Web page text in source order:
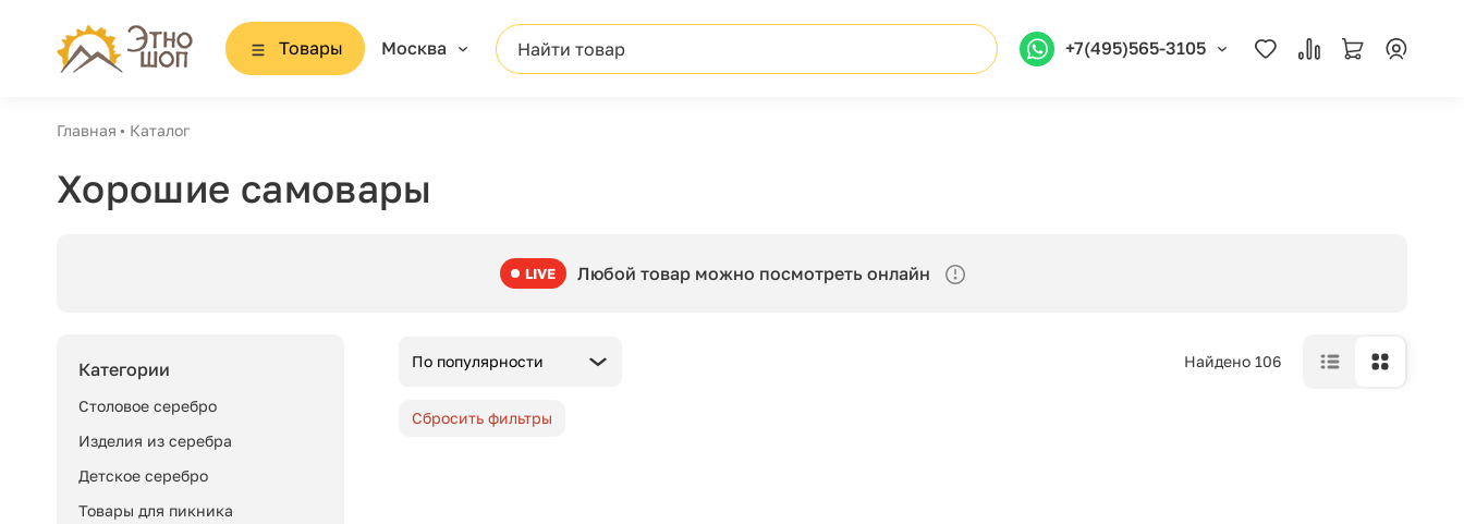
Товары Москва Найти товар +7(495)565-3105
Главная Каталог
Хорошие самовары
LIVE Любой товар можно посмотреть онлайн
Категории
Столовое серебро
Изделия из серебра
Детское серебро
Товары для пикника
По популярности Найдено 106
Сбросить фильтры